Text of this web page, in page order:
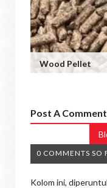
Wood Pellet
Post A
0 COMMENTS SO
Kolom ini,